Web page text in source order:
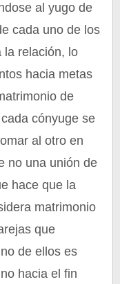
al yugo de
cada uno de los
la relación, lo
hacia metas
de
cónyuge se
al otro en
no una unión de
hace que la
matrimonio
que
de ellos es
hacia el fin